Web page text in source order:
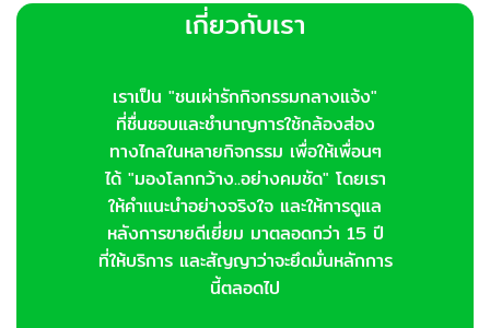
เกี่ยวกับเรา
เราเป็น "ชนเผ่ารักกิจกรรมกลางแจ้ง"
ที่ชื่นชอบและชำนาญการใช้กล้องส่อง
ทางไกลในหลายกิจกรรม เพื่อให้เพื่อนๆ
ได้ "มองโลกกว้าง..อย่างคมชัด" โดยเรา
ให้คำแนะนำอย่างจริงใจ และให้การดูแล
หลังการขายดีเยี่ยม มาตลอดกว่า 15 ปี
ที่ให้บริการ และสัญญาว่าจะยึดมั่นหลักการ
นี้ตลอดไป